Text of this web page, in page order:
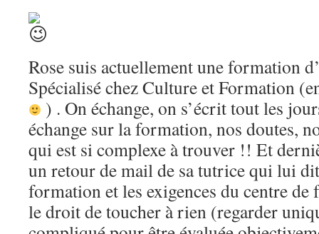
Rose suis actuellement une formation
Spécialisé chez Culture et Formation
) . On échange, on s’écrit tout les
échange sur la formation, nos doutes,
qui est si complexe à trouver !! Et
un retour de mail de sa tutrice qui lui
formation et les exigences du centre de
le droit de toucher à rien (regarder